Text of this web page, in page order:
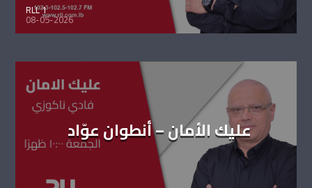
RLL 1
08-05-2026
عليك الأمان – أنطوان عوّاد